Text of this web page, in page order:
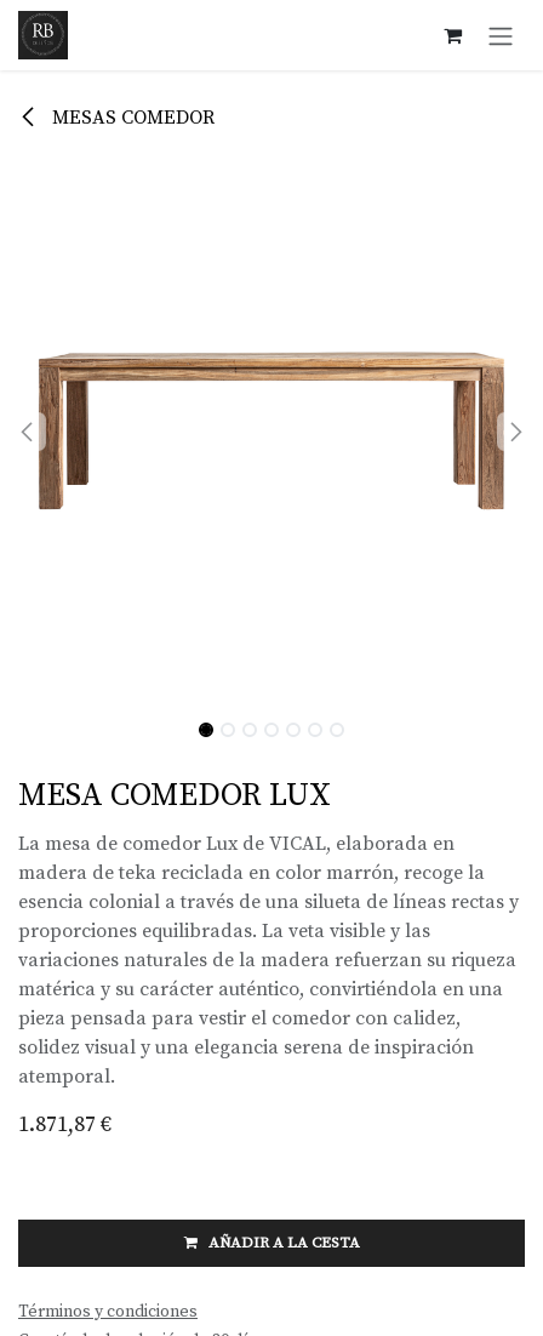
Ir al contenido
MESAS COMEDOR
MESA COMEDOR LUX
La mesa de comedor Lux de VICAL, elaborada en
madera de teka reciclada en color marrón, recoge la
esencia colonial a través de una silueta de líneas rectas y
proporciones equilibradas. La veta visible y las
variaciones naturales de la madera refuerzan su riqueza
matérica y su carácter auténtico, convirtiéndola en una
pieza pensada para vestir el comedor con calidez,
solidez visual y una elegancia serena de inspiración
atemporal.
1.871,87 €
AÑADIR A LA CESTA
Términos y condiciones